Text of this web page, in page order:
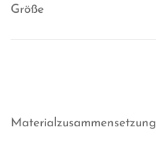
Größe
Materialzusammensetzung